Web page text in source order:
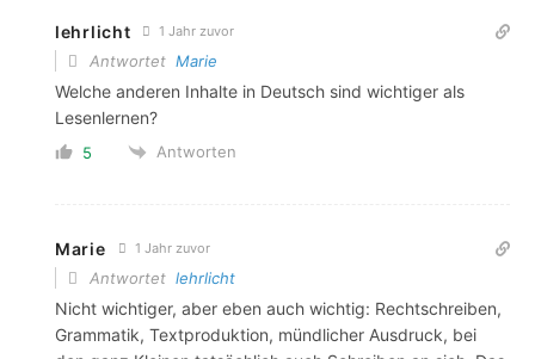
lehrlicht 1 Jahr zuvor
Antwortet Marie
Welche anderen Inhalte in Deutsch sind wichtiger als
Lesenlernen?
5 Antworten
Marie 1 Jahr zuvor
Antwortet lehrlicht
Nicht wichtiger, aber eben auch wichtig: Rechtschreiben,
Grammatik, Textproduktion, mündlicher Ausdruck, bei